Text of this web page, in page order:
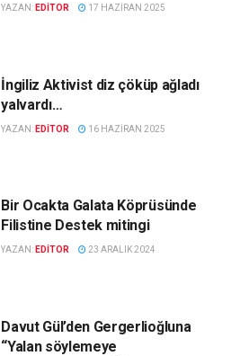
YAZAN: EDITOR 17 HAZIRAN 2025
İngiliz Aktivist diz çöküp ağladı
yalvardı…
YAZAN: EDITOR 16 HAZIRAN 2025
Bir Ocakta Galata Köprüsünde
Filistine Destek mitingi
YAZAN: EDITOR 23 ARALIK 2024
Davut Gül’den Gergerlioğluna
“Yalan söylemeye